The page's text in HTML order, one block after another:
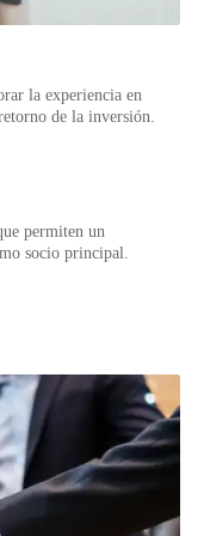
la experiencia en
de la inversión.
permiten un
socio principal.